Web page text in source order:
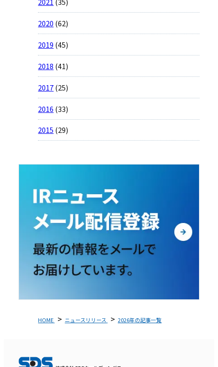
HOME ニュースリリース 2026年の記事一覧
2020 (62)
2019 (45)
2018 (41)
2017(25)
2016 (33)
2015 (29)